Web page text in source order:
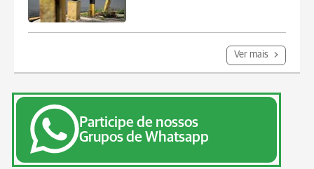
Ver mais
Participe de nossos
Grupos de Whatsapp